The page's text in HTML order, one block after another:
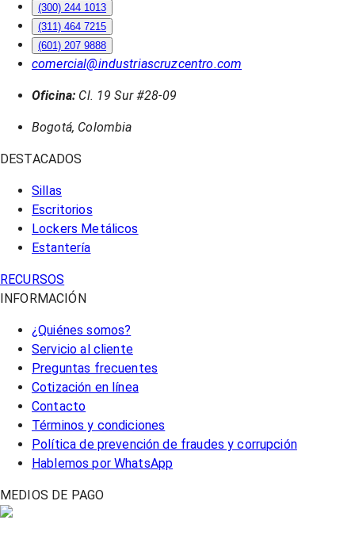
(300) 244 1013
(311) 464 7215
(601) 207 9888
comercial@industriascruzcentro.com
Oficina: Cl. 19 Sur #28-09
Bogotá, Colombia
DESTACADOS
Sillas
Escritorios
Lockers Metálicos
Estantería
RECURSOS
INFORMACIÓN
¿Quiénes somos?
Servicio al cliente
Preguntas frecuentes
Cotización en línea
Contacto
Términos y condiciones
Política de prevención de fraudes y corrupción
Hablemos por WhatsApp
MEDIOS DE PAGO